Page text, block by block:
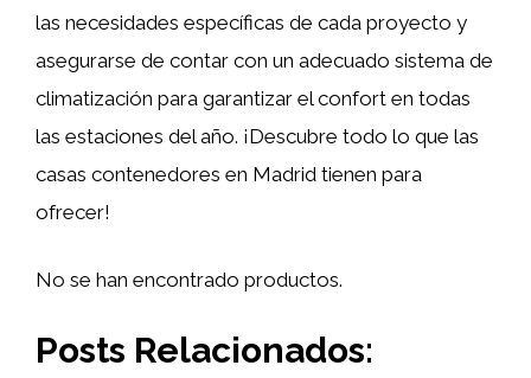
las necesidades específicas de cada proyecto y
asegurarse de contar con un adecuado sistema de
climatización para garantizar el confort en todas
las estaciones del año. ¡Descubre todo lo que las
casas contenedores en Madrid tienen para
ofrecer!
No se han encontrado productos.
Posts Relacionados: